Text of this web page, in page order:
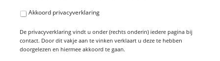
Akkoord privacyverklaring
De privacyverklaring vindt u onder (rechts onderin) iedere pagina bij
contact. Door dit vakje aan te vinken verklaart u deze te hebben
doorgelezen en hiermee akkoord te gaan.